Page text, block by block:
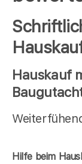
Hauskauf
Hilfe beim